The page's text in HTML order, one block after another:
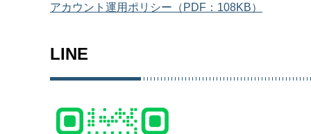
アカウント運用ポリシー（PDF：108KB）
LINE